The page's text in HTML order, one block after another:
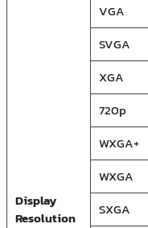
Display
Resolution
VGA
SVGA
XGA
720p
WXGA+
WXGA
SXGA